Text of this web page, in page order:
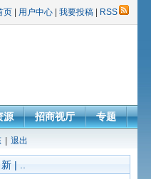
页 用户中心 我要投稿 RSS
源 招商视厅 专题
退出
新 |